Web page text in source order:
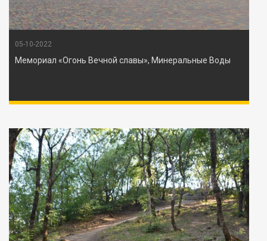
05-10-2022
Мемориал «Огонь Вечной славы», Минеральные Воды